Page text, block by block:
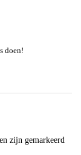
doen!
zijn gemarkeerd